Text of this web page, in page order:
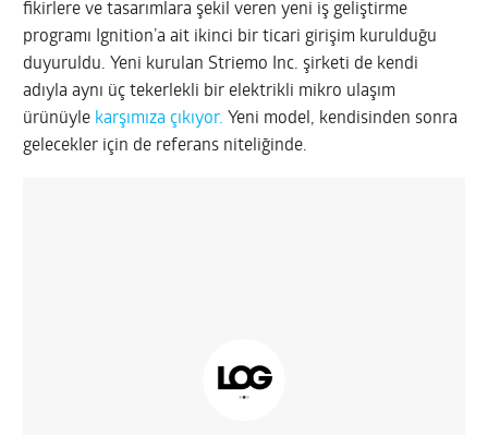
fikirlere ve tasarımlara şekil veren yeni iş geliştirme
programı Ignition’a ait ikinci bir ticari girişim kurulduğu
duyuruldu. Yeni kurulan Striemo Inc. şirketi de kendi
adıyla aynı üç tekerlekli bir elektrikli mikro ulaşım
ürünüyle karşımıza çıkıyor. Yeni model, kendisinden sonra
gelecekler için de referans niteliğinde.